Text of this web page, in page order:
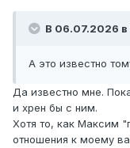
В 06.07.2026 в
А это известно
Да известно мне.
и хрен бы с ним.
Хотя то, как Максим
отношения к моему